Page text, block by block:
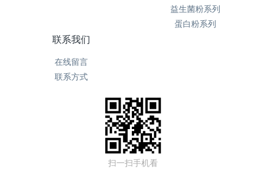
益生菌粉系列
蛋白粉系列
联系我们
在线留言
联系方式
扫一扫手机看